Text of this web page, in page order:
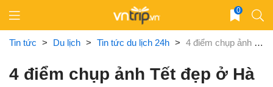
content
0
Tin tức > Du lịch > Tin tức du lịch 24h > 4 điểm chụp ảnh Tết đẹp ở Hà Nội năm 2022
4 điểm chụp ảnh Tết đẹp ở Hà